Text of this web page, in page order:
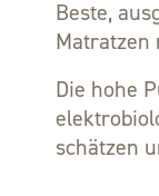
Beste,
Matratzen
Die hohe
schätzen